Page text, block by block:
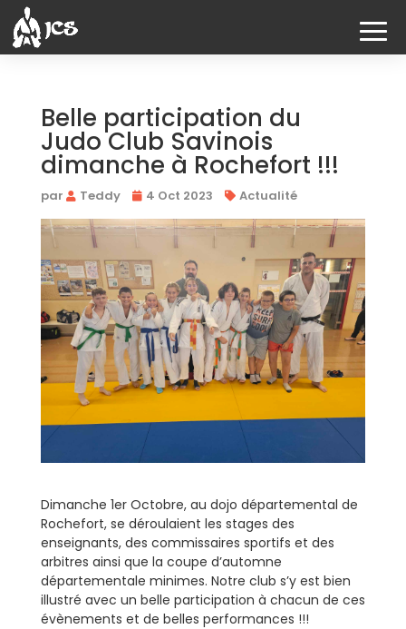
Belle participation du
Judo Club Savinois
dimanche à Rochefort !!!
par Teddy 4 Oct 2023 Actualité
Dimanche 1er Octobre, au dojo départemental de
Rochefort, se déroulaient les stages des
enseignants, des commissaires sportifs et des
arbitres ainsi que la coupe d’automne
départementale minimes. Notre club s’y est bien
illustré avec un belle participation à chacun de ces
évènements et de belles performances !!!